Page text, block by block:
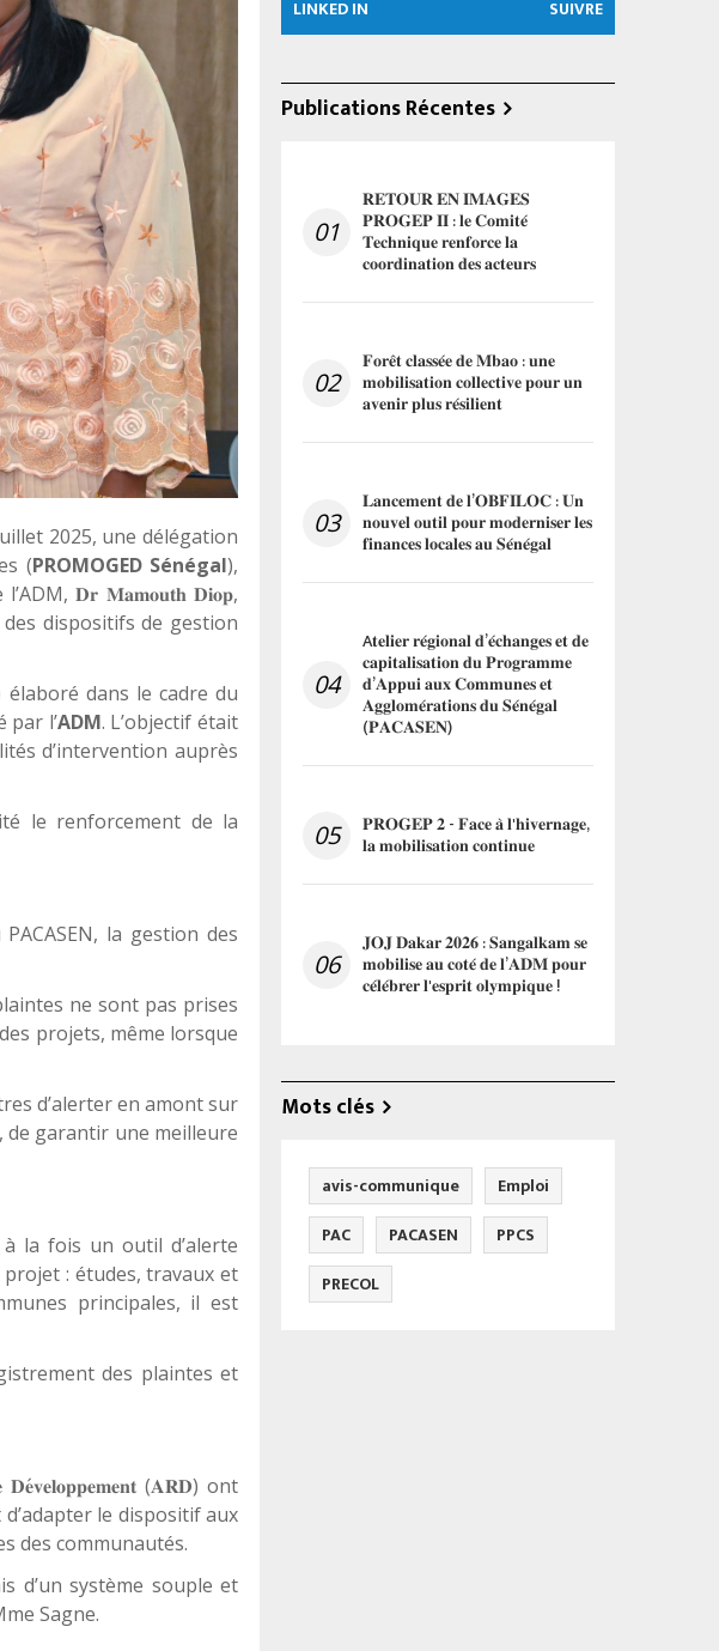
2025, une délégation
(PROMOGED Sénégal),
l’ADM,𝐃𝐫 𝐌𝐚𝐦𝐨𝐮𝐭𝐡 𝐃𝐢𝐨𝐩,
dispositifs de gestion
élaboré dans le cadre du
par l’ADM. L’objectif était
d’intervention auprès
le renforcement de la
la gestion des
ne sont pas prises
projets, même lorsque
d’alerter en amont sur
de garantir une meilleure
à la fois un outil d’alerte
: études, travaux et
principales, il est
des plaintes et
𝐃𝐞𝐯𝐞𝐥𝐨𝐩𝐩𝐞𝐦𝐞𝐧𝐭 (𝐀𝐑𝐃) ont
le dispositif aux
des communautés.
d’un système souple et
Sagne.
LINKED IN SUIVRE
Publications Récentes
01
𝐑𝐄𝐓𝐎𝐔𝐑 𝐄𝐍 𝐈𝐌𝐀𝐆𝐄𝐒
𝐏𝐑𝐎𝐆𝐄𝐏 𝐈𝐈 : 𝐥𝐞 𝐂𝐨𝐦𝐢𝐭𝐞́
𝐓𝐞𝐜𝐡𝐧𝐢𝐪𝐮𝐞 𝐫𝐞𝐧𝐟𝐨𝐫𝐜𝐞 𝐥𝐚
𝐜𝐨𝐨𝐫𝐝𝐢𝐧𝐚𝐭𝐢𝐨𝐧 𝐝𝐞𝐬 𝐚𝐜𝐭𝐞𝐮𝐫𝐬
02
𝐅𝐨𝐫𝐞̂𝐭 𝐜𝐥𝐚𝐬𝐬𝐞́𝐞 𝐝𝐞 𝐌𝐛𝐚𝐨 : 𝐮𝐧𝐞
𝐦𝐨𝐛𝐢𝐥𝐢𝐬𝐚𝐭𝐢𝐨𝐧 𝐜𝐨𝐥𝐥𝐞𝐜𝐭𝐢𝐯𝐞 𝐩𝐨𝐮𝐫 𝐮𝐧
𝐚𝐯𝐞𝐧𝐢𝐫 𝐩𝐥𝐮𝐬 𝐫𝐞́𝐬𝐢𝐥𝐢𝐞𝐧𝐭
03
𝐋𝐚𝐧𝐜𝐞𝐦𝐞𝐧𝐭 𝐝𝐞 𝐥’𝐎𝐁𝐅𝐈𝐋𝐎𝐂 : 𝐔𝐧
𝐧𝐨𝐮𝐯𝐞𝐥 𝐨𝐮𝐭𝐢𝐥 𝐩𝐨𝐮𝐫 𝐦𝐨𝐝𝐞𝐫𝐧𝐢𝐬𝐞𝐫 𝐥𝐞𝐬
𝐟𝐢𝐧𝐚𝐧𝐜𝐞𝐬 𝐥𝐨𝐜𝐚𝐥𝐞𝐬 𝐚𝐮 𝐒𝐞́𝐧𝐞́𝐠𝐚𝐥
04
A𝐭𝐞𝐥𝐢𝐞𝐫 𝐫𝐞́𝐠𝐢𝐨𝐧𝐚𝐥 𝐝’𝐞́𝐜𝐡𝐚𝐧𝐠𝐞𝐬 𝐞𝐭 𝐝𝐞
𝐜𝐚𝐩𝐢𝐭𝐚𝐥𝐢𝐬𝐚𝐭𝐢𝐨𝐧 𝐝𝐮 𝐏𝐫𝐨𝐠𝐫𝐚𝐦𝐦𝐞
𝐝’𝐀𝐩𝐩𝐮𝐢 𝐚𝐮𝐱 𝐂𝐨𝐦𝐦𝐮𝐧𝐞𝐬 𝐞𝐭
𝐀𝐠𝐠𝐥𝐨𝐦𝐞́𝐫𝐚𝐭𝐢𝐨𝐧𝐬 𝐝𝐮 𝐒𝐞́𝐧𝐞́𝐠𝐚𝐥
(𝐏𝐀𝐂𝐀𝐒𝐄𝐍)
05 𝐏𝐑𝐎𝐆𝐄𝐏 𝟐 - 𝐅𝐚𝐜𝐞 𝐚̀ 𝐥'𝐡𝐢𝐯𝐞𝐫𝐧𝐚𝐠𝐞,
𝐥𝐚 𝐦𝐨𝐛𝐢𝐥𝐢𝐬𝐚𝐭𝐢𝐨𝐧 𝐜𝐨𝐧𝐭𝐢𝐧𝐮𝐞
06
𝐉𝐎𝐉 𝐃𝐚𝐤𝐚𝐫 𝟐𝟎𝟐𝟔 : 𝐒𝐚𝐧𝐠𝐚𝐥𝐤𝐚𝐦 𝐬𝐞
𝐦𝐨𝐛𝐢𝐥𝐢𝐬𝐞 𝐚𝐮 𝐜𝐨𝐭𝐞́ 𝐝𝐞 𝐥’𝐀𝐃𝐌 𝐩𝐨𝐮𝐫
𝐜𝐞́𝐥𝐞́𝐛𝐫𝐞𝐫 𝐥'𝐞𝐬𝐩𝐫𝐢𝐭 𝐨𝐥𝐲𝐦𝐩𝐢𝐪𝐮𝐞 !
Mots clés
avis-communique
Emploi
PAC
PACASEN
PPCS
PRECOL